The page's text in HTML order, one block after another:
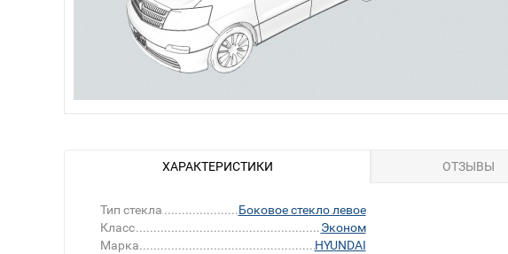
ХАРАКТЕРИСТИКИ ОТЗЫВЫ
Тип стекла
Боковое стекло левое
Класс
Эконом
Марка
HYUNDAI